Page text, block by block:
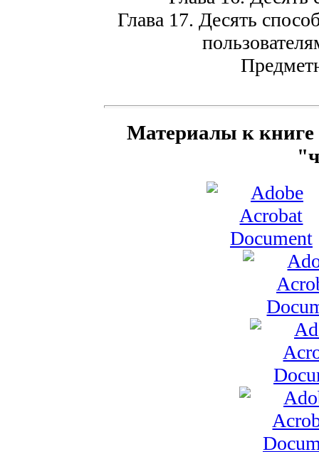
Глава 17. Десять
Материалы к книге